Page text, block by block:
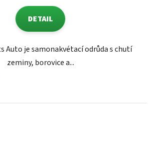
DETAIL
Auto je samonakvétací odrůda s chutí
zeminy, borovice a...